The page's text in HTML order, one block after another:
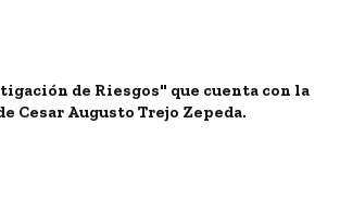
de Riesgos" que cuenta con la
Cesar Augusto Trejo Zepeda.